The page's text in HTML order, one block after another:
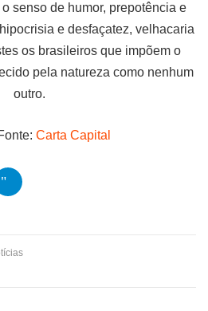
senso de humor, prepotência e
e desfaçatez, velhacaria
os brasileiros que impõem o
pela natureza como nenhum
outro.
Carta Capital